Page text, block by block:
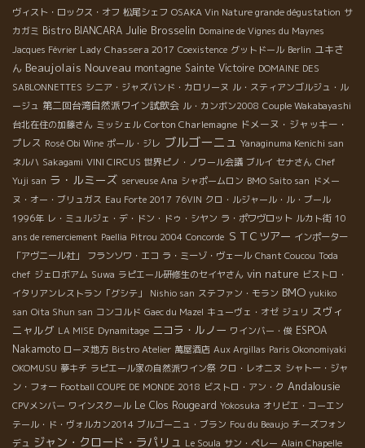
ヴィスト・ロックス・オフ 松尾シェフ OSAKA Vin Nature grande dégustation サ
カガミ Bistro BIANCARA Julie Brosselin Domaine de Vignes du Maynes
Jacques Février Lady Chassera 2017 Coexistence グットドール Berlin ユキさ
ん Beaujolais Nouveau montagne Sainte Victoire DOMAINE DES
SABLONNETTES シニア・ジャズバンド・カロリーヌ ル・スティアンゴルジュ・ル
ージュ 第二回台湾自然派ワイン試飲会 ル・カンボン2008 Couple Wakabayashi
台北在住の加藤さん ミッシェル Corton Charlemagne ドメーヌ・ジャッキー・
プレス Rosé Obi Wine ポール・ジレ ブルゴーニュ Yanaginuma Kenichi san
ネルハ Sakagami VINI CIRCUS 世界ピノ・ノワール会議 ブルイ セナさん Chef
Yuji san ラ・ルミーズ serveuse Ana シャポームロン BMO Saito san ドメー
ヌ・オー・ブリュガス Eau Forte 2017 76VIN クロ・ルジャール・ル・ブール
1996年 レ・ミュルジェ・デ・ドン・ドゥ・シヤン ラ・ポワヴロット ルカト街 10
ans de remerciement Paellia Pitrou 2004 Concorde ＳＴＣツアー インポーター
「アヴニール社」
フランソワ・エコ ラ・ミーゾ・ヴェール Chant Coucou Toda
chef ジェロボアム Suwa ラピエール研修生のセイヤさん vin nature ビストロ・
イタリアンレストラン「グシテ」
Nishio san ステファン・モラン BMO yukiko
san Oita Shun san コンコルド Gaec du Mazel キューヴェ・オゼ ジュリ スヴィ
ニャルグ LA MISE Dynamitage ニコラ・ルノー ワインバー・俊 ESPOA
Nakamoto ローヌ地方 Bistro Atelier 萬屋酒店 Aux Argillas Paris Okonomiyaki
OKOMUSU 夢キチ ラピエール家の自然派ワイン祭 クロ・レオニヌ シャトー・ジャ
ン・フォー Football COUPE DE MONDE 2018 ビストロ・アン・ク Andalousie
CPVメンバー ワインスクール Le Clos Rougeard Yokosuka オリビエ・コーエン
テール・ド・ヴォルカン2014 ブルゴーニュ・ブラン Fou du Beaujo チーズフォン
デュ ジャン・クロード・ラパリュ Le Soula サン・ペレー Alain Chapelle